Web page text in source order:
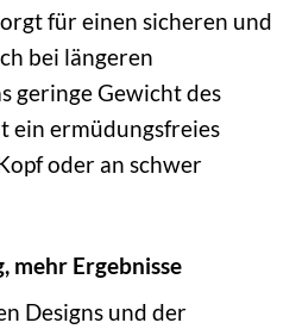
für einen sicheren und
bei längeren
geringe Gewicht des
ein ermüdungsfreies
oder an schwer
mehr Ergebnisse
Designs und der